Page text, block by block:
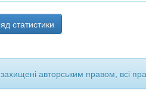
статистики
авторським правом, всі